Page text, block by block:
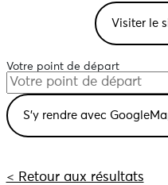
Visiter le
Votre point de départ
< Retour aux résultats